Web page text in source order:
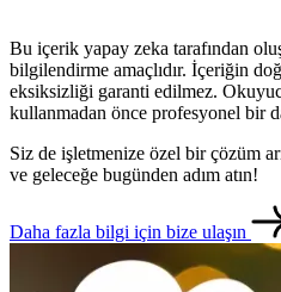
İletişim
Bu içerik yapay zeka tarafından
bilgilendirme amaçlıdır. İçeriğin
eksiksizliği garanti edilmez.
kullanmadan önce profesyonel bir
Siz de işletmenize özel bir çözüm
ve geleceğe bugünden adım atın!
Daha fazla bilgi için bize ulaşın